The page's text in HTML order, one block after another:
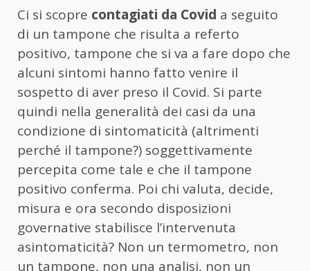
Ci si scopre contagiati da Covid a seguito
di un tampone che risulta a referto
positivo, tampone che si va a fare dopo che
alcuni sintomi hanno fatto venire il
sospetto di aver preso il Covid. Si parte
quindi nella generalità dei casi da una
condizione di sintomaticità (altrimenti
perché il tampone?) soggettivamente
percepita come tale e che il tampone
positivo conferma. Poi chi valuta, decide,
misura e ora secondo disposizioni
governative stabilisce l’intervenuta
asintomaticità? Non un termometro, non
un tampone, non una analisi, non un